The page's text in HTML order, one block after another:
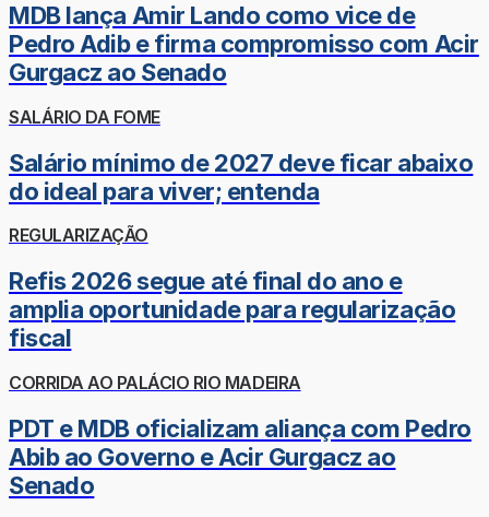
MDB lança Amir Lando como vice de
Pedro Adib e firma compromisso com Acir
Gurgacz ao Senado
SALÁRIO DA FOME
Salário mínimo de 2027 deve ficar abaixo
do ideal para viver; entenda
REGULARIZAÇÃO
Refis 2026 segue até final do ano e
amplia oportunidade para regularização
fiscal
CORRIDA AO PALÁCIO RIO MADEIRA
PDT e MDB oficializam aliança com Pedro
Abib ao Governo e Acir Gurgacz ao
Senado